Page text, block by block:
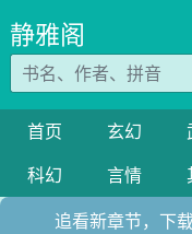
静雅阁
首页 玄幻
科幻
言情
追看新章节，下